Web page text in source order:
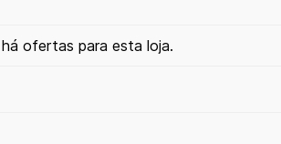
ofertas para esta loja.